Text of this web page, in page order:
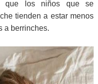
que los niños que se
tienden a estar menos
a berrinches.